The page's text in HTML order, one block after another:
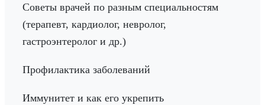
Советы врачей по разным специальностям
(терапевт, кардиолог, невролог,
гастроэнтеролог и др.)
Профилактика заболеваний
Иммунитет и как его укрепить